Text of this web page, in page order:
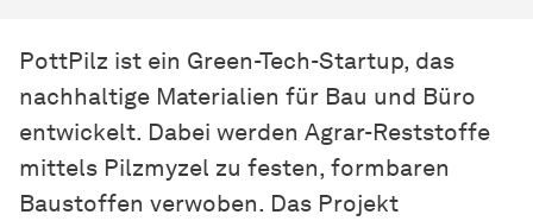
PottPilz ist ein Green-Tech-Startup, das
nachhaltige Materialien für Bau und Büro
entwickelt. Dabei werden Agrar-Reststoffe
mittels Pilzmyzel zu festen, formbaren
Baustoffen verwoben. Das Projekt